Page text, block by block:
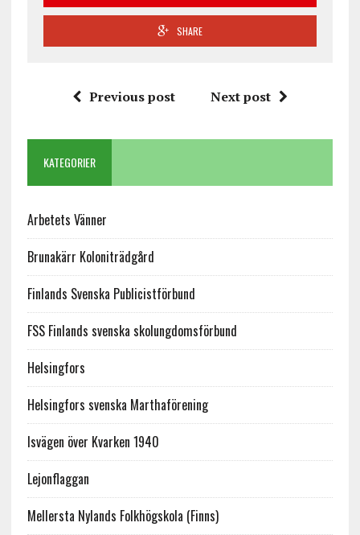
SHARE
Previous post Next post
KATEGORIER
Arbetets Vänner
Brunakärr Koloniträdgård
Finlands Svenska Publicistförbund
FSS Finlands svenska skolungdomsförbund
Helsingfors
Helsingfors svenska Marthaförening
Isvägen över Kvarken 1940
Lejonflaggan
Mellersta Nylands Folkhögskola (Finns)